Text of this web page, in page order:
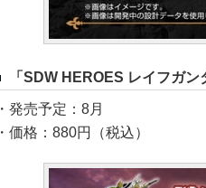
「SDW HEROES レイフガン
・発売予定：8月
・価格：880円（税込）